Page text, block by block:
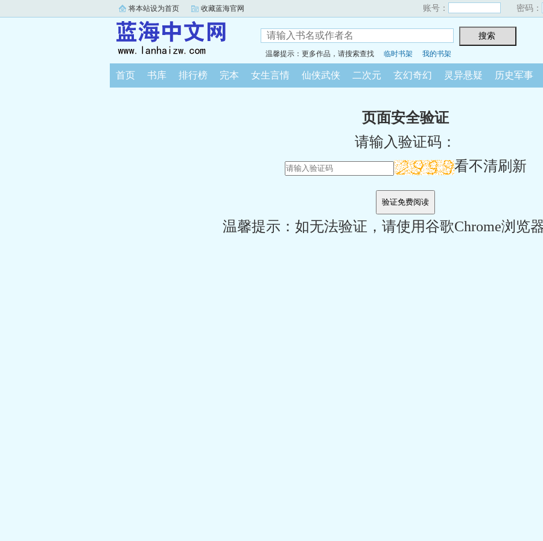
将本站设为首页 收藏蓝海官网 账号： 密码：
温馨提示：更多作品，请搜索查找 临时书架 我的书架
首页 书库 排行榜 完本 女生言情 仙侠武侠 二次元 玄幻奇幻 灵异悬疑 历史军事
页面安全验证
请输入验证码：
看不清刷新
温馨提示：如无法验证，请使用谷歌Chrome浏览器